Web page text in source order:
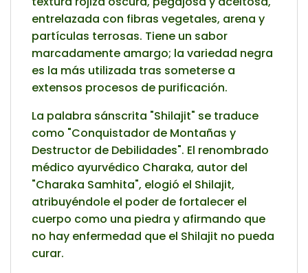
entrelazada con fibras vegetales, arena y
partículas terrosas. Tiene un sabor
marcadamente amargo; la variedad negra
es la más utilizada tras someterse a
extensos procesos de purificación.
La palabra sánscrita "Shilajit" se traduce
como "Conquistador de Montañas y
Destructor de Debilidades". El renombrado
médico ayurvédico Charaka, autor del
"Charaka Samhita", elogió el Shilajit,
atribuyéndole el poder de fortalecer el
cuerpo como una piedra y afirmando que
no hay enfermedad que el Shilajit no pueda
curar.